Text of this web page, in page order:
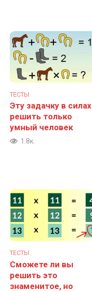
ТЕСТЫ
Эту задачку в силах
решить только
умный человек
1.8к.
ТЕСТЫ
Сможете ли вы
решить это
знаменитое, но